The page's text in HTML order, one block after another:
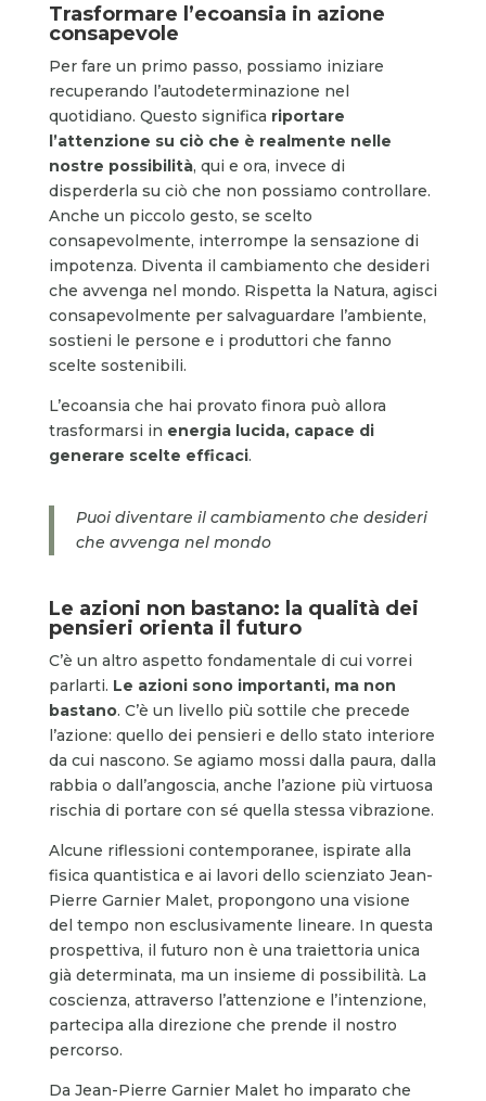
Trasformare l’ecoansia in azione
consapevole
Per fare un primo passo, possiamo iniziare
recuperando l’autodeterminazione nel
quotidiano. Questo significa riportare
l’attenzione su ciò che è realmente nelle
nostre possibilità, qui e ora, invece di
disperderla su ciò che non possiamo controllare.
Anche un piccolo gesto, se scelto
consapevolmente, interrompe la sensazione di
impotenza. Diventa il cambiamento che desideri
che avvenga nel mondo. Rispetta la Natura, agisci
consapevolmente per salvaguardare l’ambiente,
sostieni le persone e i produttori che fanno
scelte sostenibili.
L’ecoansia che hai provato finora può allora
trasformarsi in energia lucida, capace di
generare scelte efficaci.
Puoi diventare il cambiamento che desideri
che avvenga nel mondo
Le azioni non bastano: la qualità dei
pensieri orienta il futuro
C’è un altro aspetto fondamentale di cui vorrei
parlarti. Le azioni sono importanti, ma non
bastano. C’è un livello più sottile che precede
l’azione: quello dei pensieri e dello stato interiore
da cui nascono. Se agiamo mossi dalla paura, dalla
rabbia o dall’angoscia, anche l’azione più virtuosa
rischia di portare con sé quella stessa vibrazione.
Alcune riflessioni contemporanee, ispirate alla
fisica quantistica e ai lavori dello scienziato Jean-
Pierre Garnier Malet, propongono una visione
del tempo non esclusivamente lineare. In questa
prospettiva, il futuro non è una traiettoria unica
già determinata, ma un insieme di possibilità. La
coscienza, attraverso l’attenzione e l’intenzione,
partecipa alla direzione che prende il nostro
percorso.
Da Jean-Pierre Garnier Malet ho imparato che